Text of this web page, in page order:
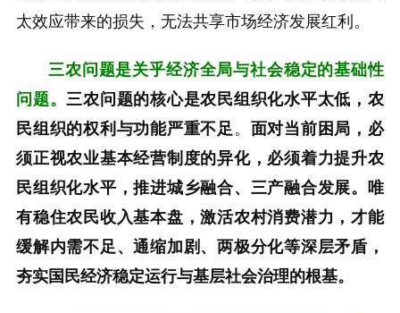
太效应带来的损失，无法共享市场经济发展红利。
三农问题是关乎经济全局与社会稳定的基础性
问题。三农问题的核心是农民组织化水平太低，农
民组织的权利与功能严重不足。 面对当前困局，必
须正视农业基本经营制度的异化，必须着力提升农
民组织化水平，推进城乡融合、三产融合发展。唯
有稳住农民收入基本盘，激活农村消费潜力，才能
缓解内需不足、通缩加剧、两极分化等深层矛盾，
夯实国民经济稳定运行与基层社会治理的根基。